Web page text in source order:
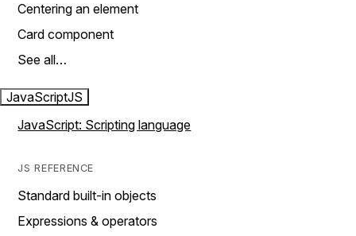
Centering an element
Card component
See all…
JavaScriptJS
JavaScript: Scripting language
JS REFERENCE
Standard built-in objects
Expressions & operators